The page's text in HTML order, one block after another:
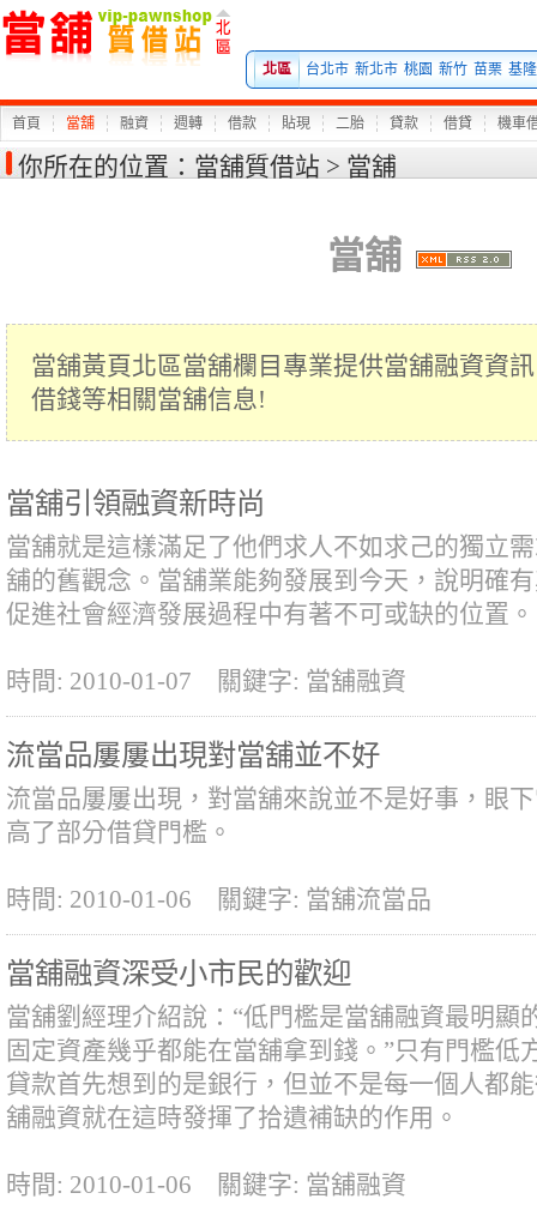
北區 台北市 新北市 桃園 新竹 苗栗 基隆
首頁 當舖 融資 週轉 借款 貼現 二胎 貸款 借貸 機車
你所在的位置： 當舖質借站 > 當舖
當舖
當舖黃頁北區當舖欄目專業提供當舖融資資
借錢等相關當舖信息!
當舖引領融資新時尚
當舖就是這樣滿足了他們求人不如求己的獨立
舖的舊觀念。當舖業能夠發展到今天，說明確
促進社會經濟發展過程中有著不可或缺的位置。
時間: 2010-01-07 關鍵字: 當舖融資
流當品屢屢出現對當舖並不好
流當品屢屢出現，對當舖來說並不是好事，眼
高了部分借貸門檻。
時間: 2010-01-06 關鍵字: 當舖流當品
當舖融資深受小市民的歡迎
當舖劉經理介紹說：“低門檻是當舖融資最明顯
固定資產幾乎都能在當舖拿到錢。”只有門檻低
貸款首先想到的是銀行，但並不是每一個人都
舖融資就在這時發揮了拾遺補缺的作用。
時間: 2010-01-06 關鍵字: 當舖融資